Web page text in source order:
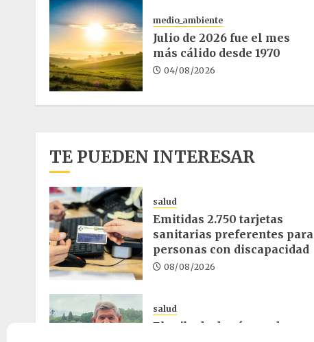
medio_ambiente
Julio de 2026 fue el mes
más cálido desde 1970
04/08/2026
TE PUEDEN INTERESAR
salud
Emitidas 2.750 tarjetas
sanitarias preferentes para
personas con discapacidad
08/08/2026
salud
El cribado de cáncer de